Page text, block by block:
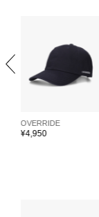
OVERRIDE
¥4,950